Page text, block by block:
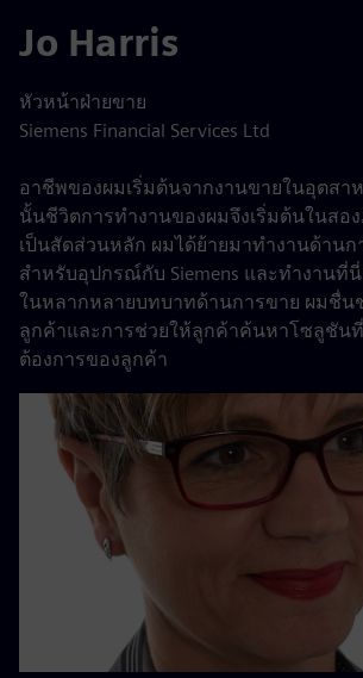
Jo Harris
หัวหน้าฝ่ายขาย
Siemens Financial Services Ltd
อาชีพของผมเริ่มต้นจากงานขายในอุตสา
นั้นชีวิตการทำงานของผมจึงเริ่มต้นในสอ
เป็นสัดส่วนหลัก ผมได้ย้ายมาทำงานด้านก
สำหรับอุปกรณ์กับ Siemens และทำงานที่นี่
ในหลากหลายบทบาทด้านการขาย ผมชื่น
ลูกค้าและการช่วยให้ลูกค้าค้นหาโซลูชัน
ต้องการของลูกค้า